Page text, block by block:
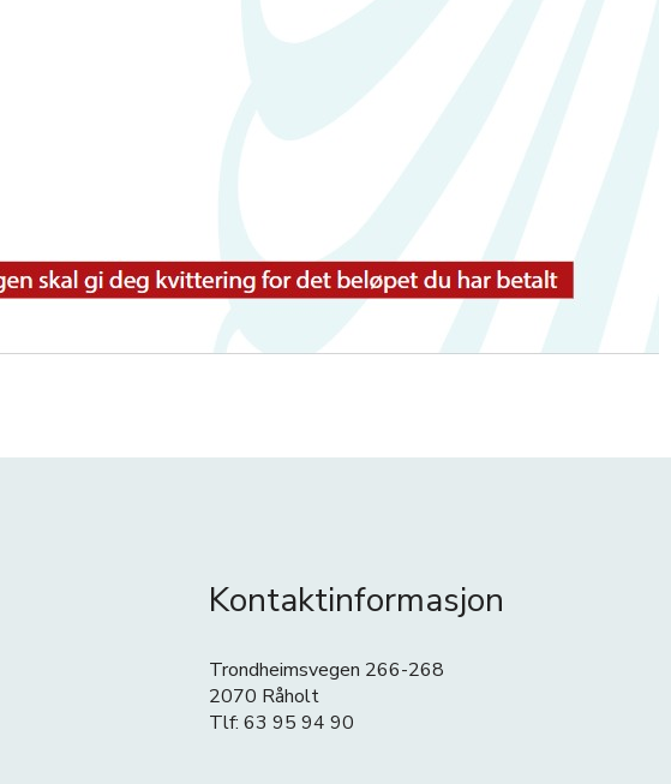
Kontaktinformasjon
Trondheimsvegen 266-268
2070 Råholt
Tlf: 63 95 94 90